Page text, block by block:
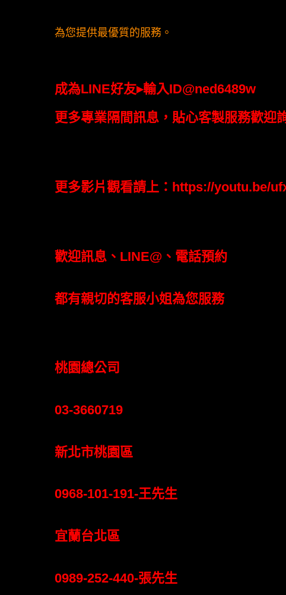
為您提供最優質的服務。
成為LINE好友▸輸入ID@ned6489w
更多專業隔間訊息，貼心客製服務歡迎
更多影片觀看請上： https://youtu.be/
歡迎訊息、LINE@、電話預約
都有親切的客服小姐為您服務
桃園總公司
03-3660719
新北市桃園區
0968-101-191-王先生
宜蘭台北區
0989-252-440-張先生